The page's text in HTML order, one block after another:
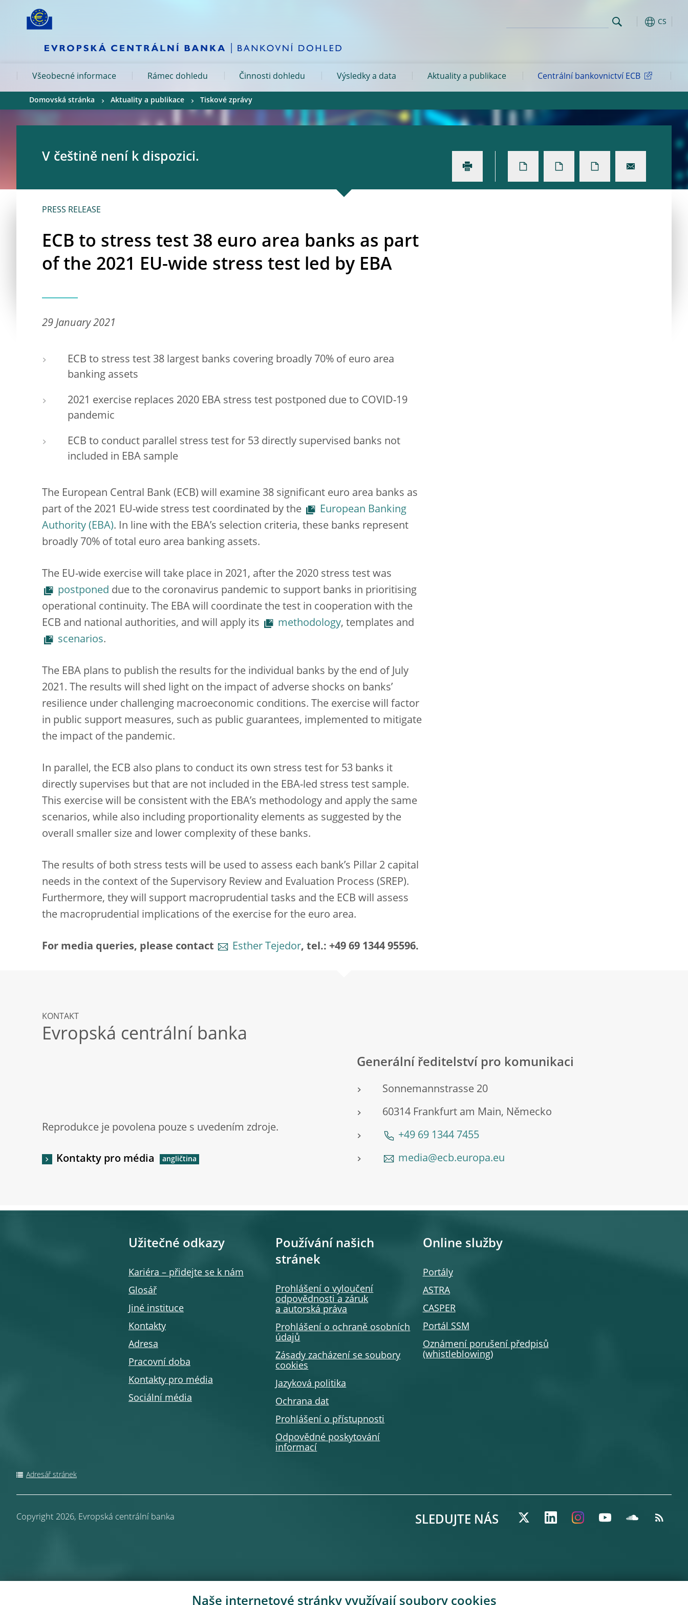
Skip to:
CS
Všeobecné informace Rámec dohledu Činnosti dohledu Výsledky a data Aktuality a publikace Centrální bankovnictví ECB
Domovská stránka Aktuality a publikace Tiskové zprávy
V češtině není k dispozici.
PRESS RELEASE
ECB to stress test 38 euro area banks as part
of the 2021 EU-wide stress test led by EBA
29 January 2021
ECB to stress test 38 largest banks covering broadly 70% of euro area
banking assets
2021 exercise replaces 2020 EBA stress test postponed due to COVID-19
pandemic
ECB to conduct parallel stress test for 53 directly supervised banks not
included in EBA sample
The European Central Bank (ECB) will examine 38 significant euro area banks as
part of the 2021 EU-wide stress test coordinated by the
European Banking
Authority (EBA). In line with the EBA’s selection criteria, these banks represent
broadly 70% of total euro area banking assets.
The EU-wide exercise will take place in 2021, after the 2020 stress test was
postponed due to the coronavirus pandemic to support banks in prioritising
operational continuity. The EBA will coordinate the test in cooperation with the
ECB and national authorities, and will apply its
methodology, templates and
scenarios.
The EBA plans to publish the results for the individual banks by the end of July
2021. The results will shed light on the impact of adverse shocks on banks’
resilience under challenging macroeconomic conditions. The exercise will factor
in public support measures, such as public guarantees, implemented to mitigate
the impact of the pandemic.
In parallel, the ECB also plans to conduct its own stress test for 53 banks it
directly supervises but that are not included in the EBA-led stress test sample.
This exercise will be consistent with the EBA’s methodology and apply the same
scenarios, while also including proportionality elements as suggested by the
overall smaller size and lower complexity of these banks.
The results of both stress tests will be used to assess each bank’s Pillar 2 capital
needs in the context of the Supervisory Review and Evaluation Process (SREP).
Furthermore, they will support macroprudential tasks and the ECB will assess
the macroprudential implications of the exercise for the euro area.
For media queries, please contact Esther Tejedor, tel.: +49 69 1344 95596.
KONTAKT
Evropská centrální banka
Generální ředitelství pro komunikaci
Sonnemannstrasse 20
60314 Frankfurt am Main, Německo
+49 69 1344 7455
media@ecb.europa.eu
Reprodukce je povolena pouze s uvedením zdroje.
Kontakty pro média
Užitečné odkazy
Kariéra – přidejte se k nám
Glosář
Jiné instituce
Kontakty
Adresa
Pracovní doba
Kontakty pro média
Sociální média
Používání našich
stránek
Prohlášení o vyloučení
odpovědnosti a záruk
a autorská práva
Prohlášení o ochraně osobních
údajů
Zásady zacházení se soubory
cookies
Jazyková politika
Ochrana dat
Prohlášení o přístupnosti
Odpovědné poskytování
informací
Online služby
Portály
ASTRA
CASPER
Portál SSM
Oznámení porušení předpisů
(whistleblowing)
Adresář stránek
Copyright 2026, Evropská centrální banka SLEDUJTE NÁS
Naše internetové stránky využívají soubory cookies